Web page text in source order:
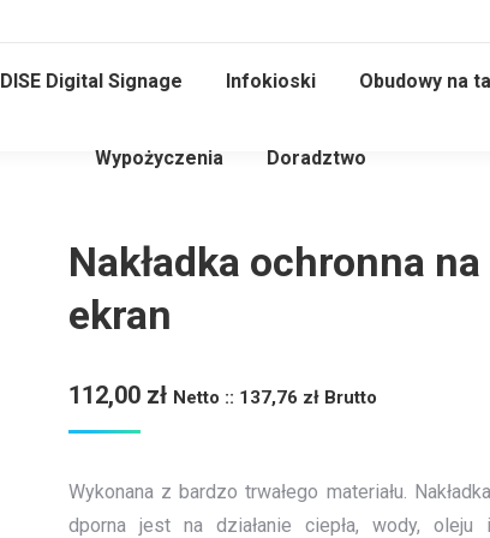
DISE Digital Signage Infokioski Obudowy na
Wypożyczenia Doradztwo
Nakładka ochronna na
ekran
112,00 zł Netto :: 137,76 złBrutto
Wykonana z bardzo trwałego materiału. Nakładka
dporna jest na działanie ciepła, wody, oleju i